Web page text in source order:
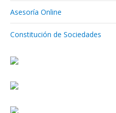
Asesoría Online
Constitución de Sociedades